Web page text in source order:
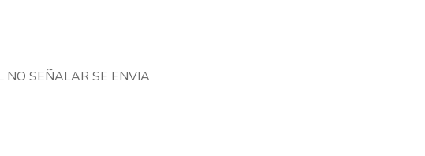
NO SEÑALAR SE ENVIA